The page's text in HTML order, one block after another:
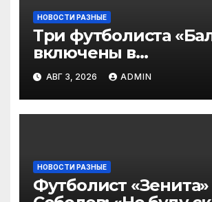
НОВОСТИ РАЗНЫЕ
Три футболиста
включены в
символическую
2‑го тура РПЛ по
подписчиков МАТЧ
АВГ 3, 2026 ADMIN
НОВОСТИ РАЗНЫЕ
Футболист «Зенита»